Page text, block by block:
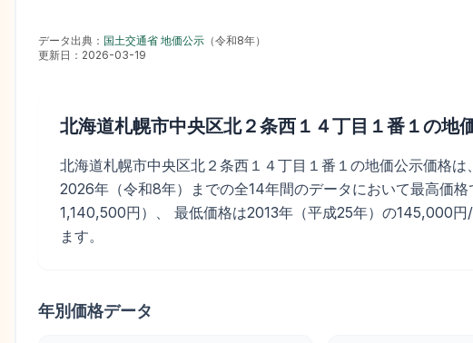
データ出典： 国土交通省 地価公示 （令和8年）
更新日： 2026-03-19
北海道札幌市中央区北２条西１４丁目１番１の地
北海道札幌市中央区北２条西１４丁目１番１の地価公示価格
2026年（令和8年）までの全14年間のデータにおいて最高価
1,140,500円）、 最低価格は2013年（平成25年）の145,000
ます。
年別価格データ